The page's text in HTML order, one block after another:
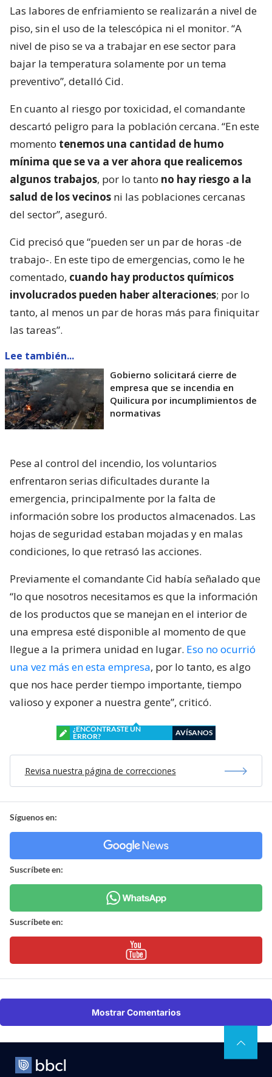
Las labores de enfriamiento se realizarán a nivel de
piso, sin el uso de la telescópica ni el monitor. “A
nivel de piso se va a trabajar en ese sector para
bajar la temperatura solamente por un tema
preventivo”, detalló Cid.
En cuanto al riesgo por toxicidad, el comandante
descartó peligro para la población cercana. “En este
momento tenemos una cantidad de humo
mínima que se va a ver ahora que realicemos
algunos trabajos, por lo tanto no hay riesgo a la
salud de los vecinos ni las poblaciones cercanas
del sector”, aseguró.
Cid precisó que “pueden ser un par de horas -de
trabajo-. En este tipo de emergencias, como le he
comentado, cuando hay productos químicos
involucrados pueden haber alteraciones; por lo
tanto, al menos un par de horas más para finiquitar
las tareas”.
Lee también...
Gobierno solicitará cierre de
empresa que se incendia en
Quilicura por incumplimientos de
normativas
Pese al control del incendio, los voluntarios
enfrentaron serias dificultades durante la
emergencia, principalmente por la falta de
información sobre los productos almacenados. Las
hojas de seguridad estaban mojadas y en malas
condiciones, lo que retrasó las acciones.
Previamente el comandante Cid había señalado que
“lo que nosotros necesitamos es que la información
de los productos que se manejan en el interior de
una empresa esté disponible al momento de que
llegue a la primera unidad en lugar. Eso no ocurrió
una vez más en esta empresa, por lo tanto, es algo
que nos hace perder tiempo importante, tiempo
valioso y exponer a nuestra gente”, criticó.
¿ENCONTRASTE UN
ERROR?
AVÍSANOS
Revisa nuestra página de correcciones
Síguenos en:
Suscríbete en:
Suscríbete en:
Mostrar Comentarios